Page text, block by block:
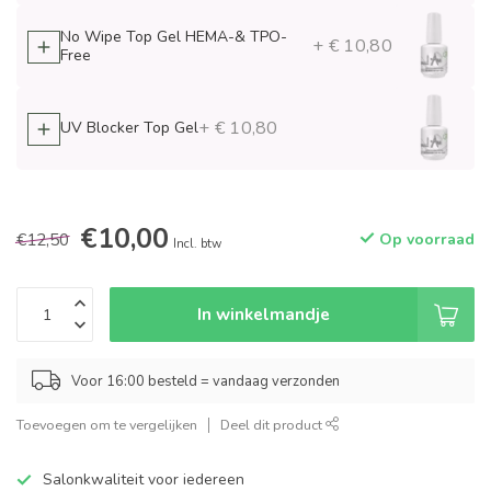
No Wipe Top Gel HEMA-& TPO-
Free
+ € 10,80
UV Blocker Top Gel+ € 10,80
€12,50 €10,00 Incl. btw Op voorraad
In winkelmandje
Voor 16:00 besteld = vandaag verzonden
Toevoegen om te vergelijken Deel dit product
Salonkwaliteit voor iedereen